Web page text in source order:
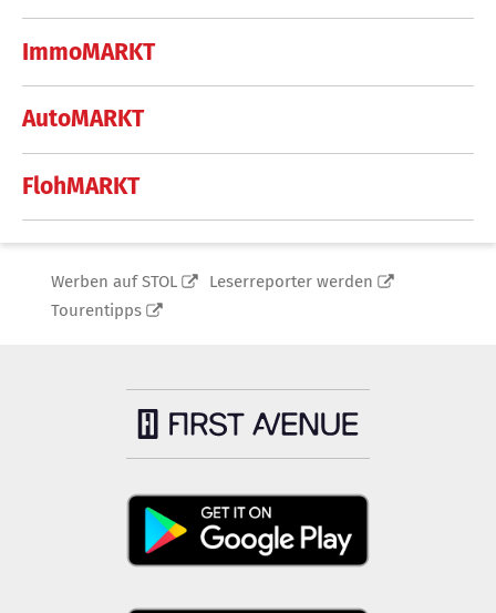
ImmoMARKT
AutoMARKT
FlohMARKT
Werben auf STOL
Leserreporter werden
Tourentipps